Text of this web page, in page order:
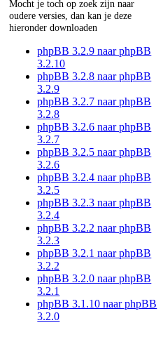
Mocht je toch op zoek zijn naar
oudere versies, dan kan je deze
hieronder downloaden
phpBB 3.2.9 naar phpBB
3.2.10
phpBB 3.2.8 naar phpBB
3.2.9
phpBB 3.2.7 naar phpBB
3.2.8
phpBB 3.2.6 naar phpBB
3.2.7
phpBB 3.2.5 naar phpBB
3.2.6
phpBB 3.2.4 naar phpBB
3.2.5
phpBB 3.2.3 naar phpBB
3.2.4
phpBB 3.2.2 naar phpBB
3.2.3
phpBB 3.2.1 naar phpBB
3.2.2
phpBB 3.2.0 naar phpBB
3.2.1
phpBB 3.1.10 naar phpBB
3.2.0